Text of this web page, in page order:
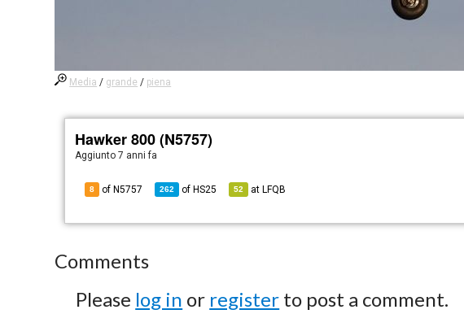
Media / grande / piena
Hawker 800 (N5757)
Aggiunto7 anni fa
8 of N5757 262 of HS25 52 at LFQB
Comments
Please log in or register to post a comment.